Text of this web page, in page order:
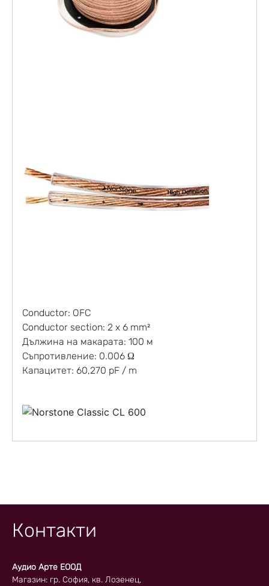
Conductor: OFC
Conductor section: 2 x 6 mm²
Дължина на макарата: 100 м
Съпротивление: 0.006 Ω
Капацитет: 60,270 pF / m
Контакти
Аудио Арте ЕООД
Магазин: гр. София, кв. Лозенец,